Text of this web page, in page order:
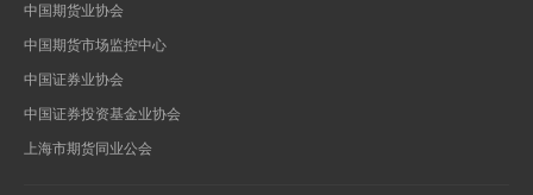
中国期货业协会
中国期货市场监控中心
中国证券业协会
中国证券投资基金业协会
上海市期货同业公会